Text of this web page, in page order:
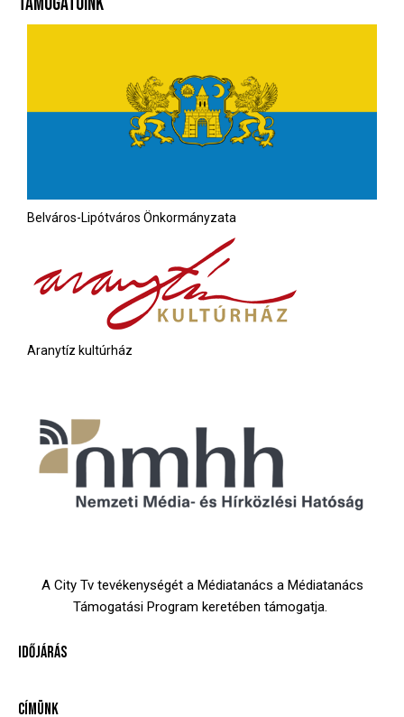
Belváros-Lipótváros Önkormányzata
Aranytíz kultúrház
A City Tv tevékenységét a Médiatanács a Médiatanács
Támogatási Program keretében támogatja.
IDŐJÁRÁS
CÍMÜNK